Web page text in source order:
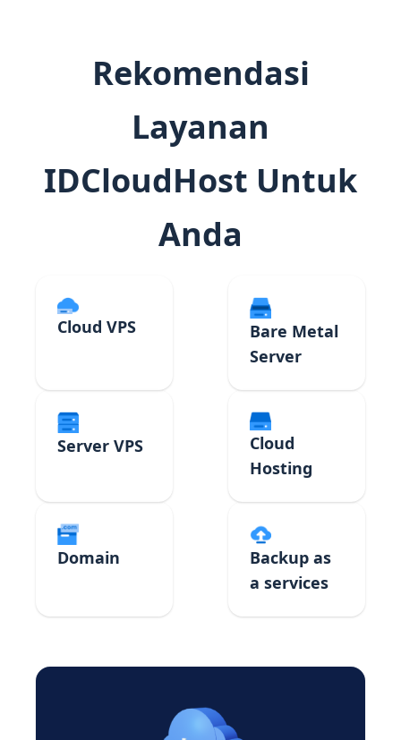
Rekomendasi
Layanan
IDCloudHost Untuk
Anda
Cloud VPS
Bare Metal
Server
Server VPS
Cloud
Hosting
Domain
Backup as
a services